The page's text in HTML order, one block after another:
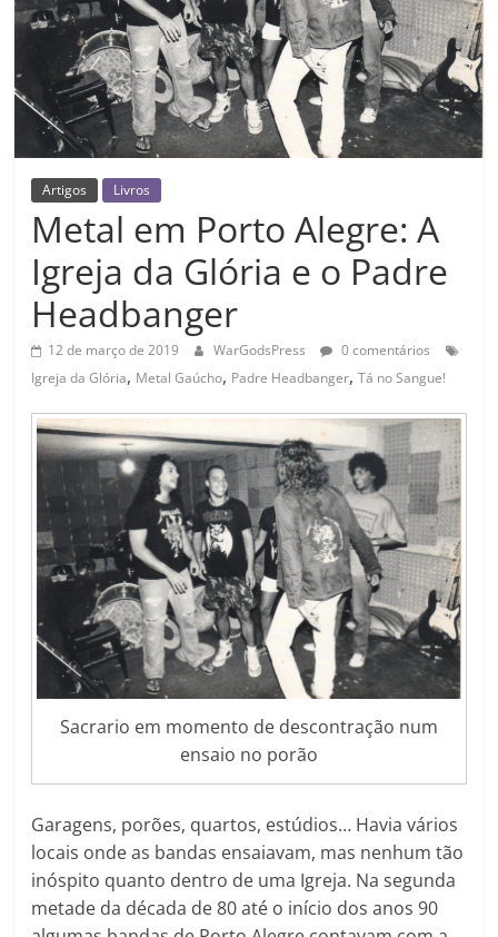
Artigos Livros
Metal em Porto Alegre: A
Igreja da Glória e o Padre
Headbanger
12 de março de 2019 WarGodsPress
0 comentários
Igreja da Glória, Metal Gaúcho, Padre Headbanger,Tá no Sangue!
Sacrario em momento de descontração num
ensaio no porão
Garagens, porões, quartos, estúdios… Havia vários
locais onde as bandas ensaiavam, mas nenhum tão
inóspito quanto dentro de uma Igreja. Na segunda
metade da década de 80 até o início dos anos 90